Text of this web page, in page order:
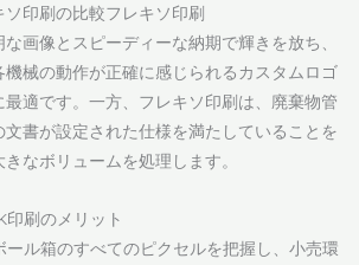
印刷の比較フレキソ印刷
画像とスピーディーな納期で輝きを放ち、
械の動作が正確に感じられるカスタムロゴ
適です。一方、フレキソ印刷は、廃棄物管
書が設定された仕様を満たしていることを
なボリュームを処理します。
刷のメリット
ル箱のすべてのピクセルを把握し、小売環